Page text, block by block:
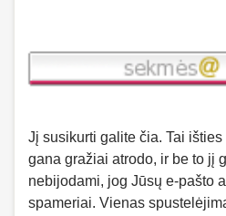
Jį susikurti galite čia. Tai
gana gražiai atrodo, ir be to jį
nebijodami, jog Jūsų e-pašto
spameriai. Vienas